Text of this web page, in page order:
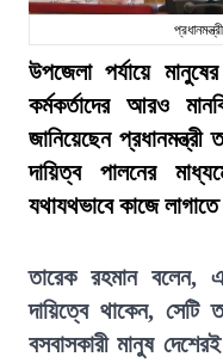
উপজেলা পর্যায়ে
কর্মকর্তাদের আরও
জানিয়েছেন
দায়িত্ব পালনের
যথাযথভাবে কাজে
তারেক রহমান বলেন,
দায়িত্বে থাকেন, সেটি
বসবাসকারী মানুষ